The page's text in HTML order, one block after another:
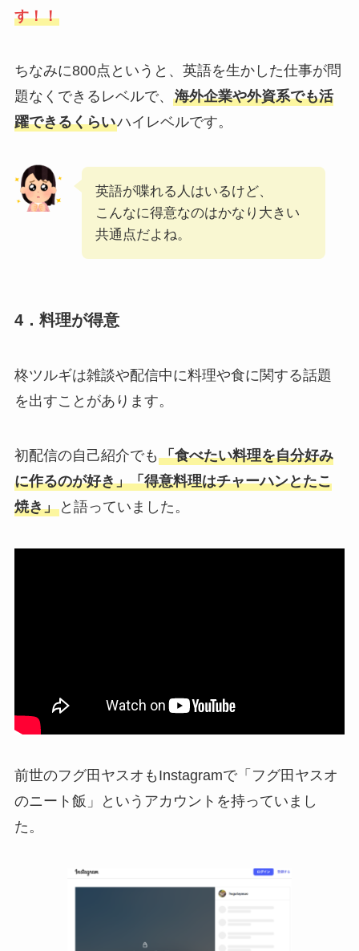
す！！
ちなみに800点というと、英語を生かした仕事が問
題なくできるレベルで、 海外企業や外資系でも活
躍できるくらいハイレベルです。
英語が喋れる人はいるけど、
こんなに得意なのはかなり大きい
共通点だよね。
4．料理が得意
柊ツルギは雑談や配信中に料理や食に関する話題
を出すことがあります。
初配信の自己紹介でも 「食べたい料理を自分好み
に作るのが好き」「得意料理はチャーハンとたこ
焼き」と語っていました。
前世のフグ田ヤスオもInstagramで「フグ田ヤスオ
のニート飯」というアカウントを持っていまし
た。